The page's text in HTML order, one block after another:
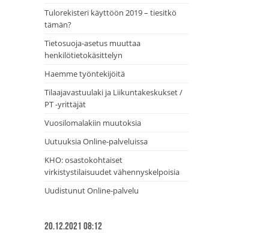
Tulorekisteri käyttöön 2019 – tiesitkö
tämän?
Tietosuoja-asetus muuttaa
henkilötietokäsittelyn
Haemme työntekijöitä
Tilaajavastuulaki ja Liikuntakeskukset /
PT -yrittäjät
Vuosilomalakiin muutoksia
Uutuuksia Online-palveluissa
KHO: osastokohtaiset
virkistystilaisuudet vähennyskelpoisia
Uudistunut Online-palvelu
20.12.2021 08:12